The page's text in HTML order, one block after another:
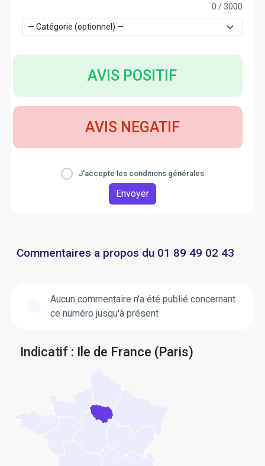
0 / 3000
AVIS POSITIF
AVIS NEGATIF
J'accepte les conditions générales
Envoyer
Commentaires a propos du 01 89 49 02 43
Aucun commentaire n'a été publié concernant
ce numéro jusqu'à présent
Indicatif : Ile de France (Paris)